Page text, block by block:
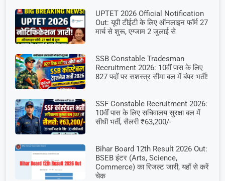
UPTET 2026 Official Notification
Out: यूपी टीईटी के लिए ऑनलाइन फॉर्म 27
मार्च से शुरू, एग्जाम 2 जुलाई से
SSB Constable Tradesman
Recruitment 2026: 10वीं पास के लिए
827 पदों पर सशस्त्र सीमा बल में बंपर भर्ती!
SSF Constable Recruitment 2026:
10वीं पास के लिए सचिवालय सुरक्षा बल में
सीधी भर्ती, सैलरी ₹63,200/-
Bihar Board 12th Result 2026 Out:
BSEB इंटर (Arts, Science,
Commerce) का रिजल्ट जारी, यहाँ से करें
चेक